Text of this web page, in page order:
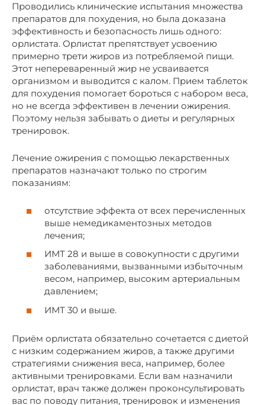
Проводились клинические испытания множества
препаратов для похудения, но была доказана
эффективность и безопасность лишь одного:
орлистата. Орлистат препятствует усвоению
примерно трети жиров из потребляемой пищи.
Этот непереваренный жир не усваивается
организмом и выводится с калом. Прием таблеток
для похудения помогает бороться с набором веса,
но не всегда эффективен в лечении ожирения.
Поэтому нельзя забывать о диеты и регулярных
тренировок.
Лечение ожирения с помощью лекарственных
препаратов назначают только по строгим
показаниям:
отсутствие эффекта от всех перечисленных
выше немедикаментозных методов
лечения;
ИМТ 28 и выше в совокупности с другими
заболеваниями, вызванными избыточным
весом, например, высоким артериальным
давлением;
ИМТ 30 и выше.
Приём орлистата обязательно сочетается с диетой
с низким содержанием жиров, а также другими
стратегиями снижения веса, например, более
активными тренировками. Если вам назначили
орлистат, врач также должен проконсультировать
вас по поводу питания, тренировок и изменения